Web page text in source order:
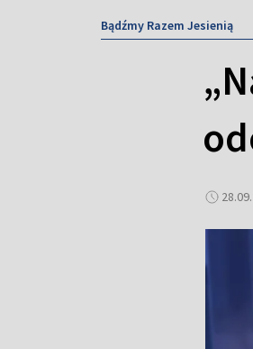
Bądźmy Razem Jesienią